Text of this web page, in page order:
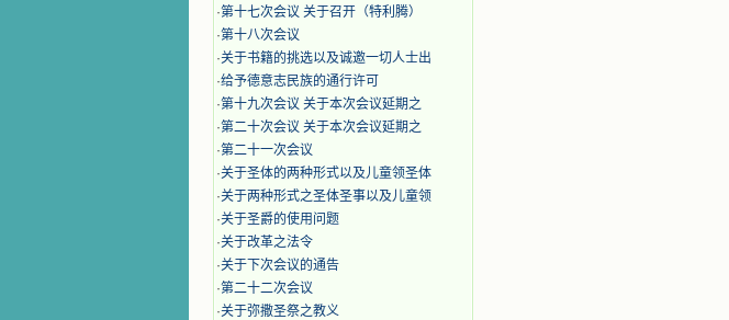
·第十七次会议 关于召开（特利腾）
·第十八次会议
·关于书籍的挑选以及诚邀一切人士出
·给予德意志民族的通行许可
·第十九次会议 关于本次会议延期之
·第二十次会议 关于本次会议延期之
·第二十一次会议
·关于圣体的两种形式以及儿童领圣体
·关于两种形式之圣体圣事以及儿童领
·关于圣爵的使用问题
·关于改革之法令
·关于下次会议的通告
·第二十二次会议
·​关于弥撒圣祭之教义